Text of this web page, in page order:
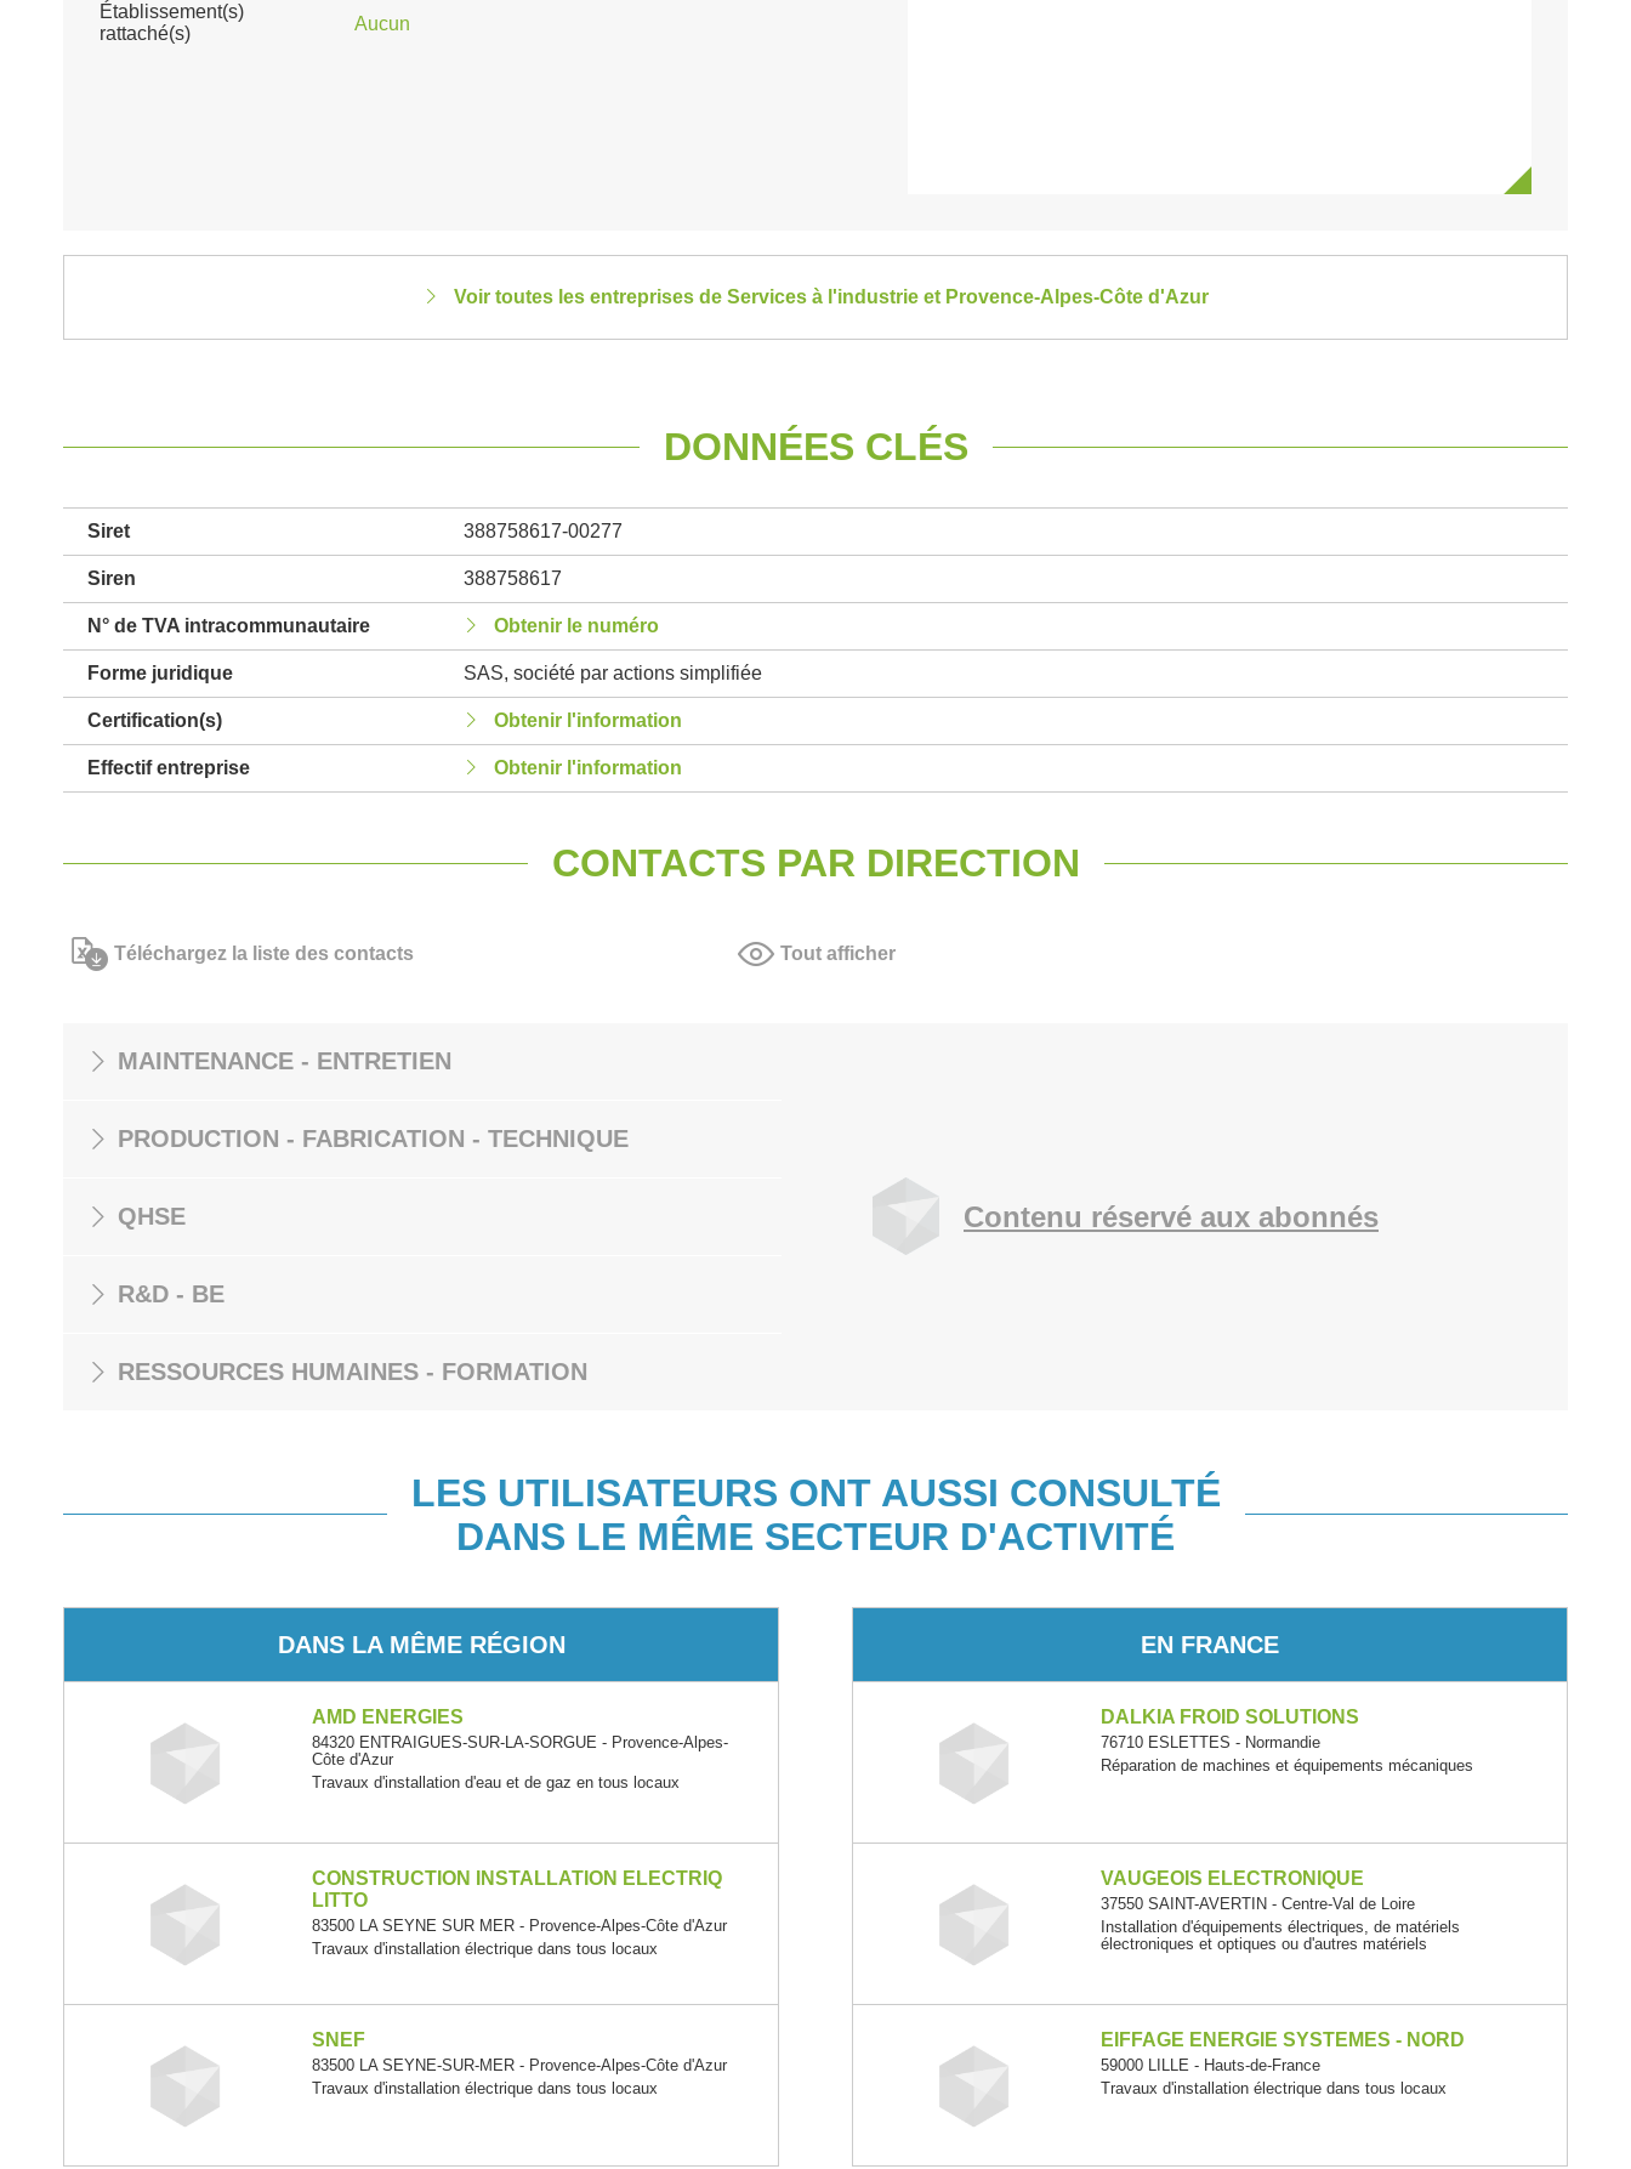
Établissement(s)
rattaché(s)
Aucun
Voir toutes les entreprises de Services à l'industrie et Provence-Alpes-Côte d'Azur
DONNÉES CLÉS
Siret 388758617-00277
Siren 388758617
N° de TVA intracommunautaire Obtenir le numéro
Forme juridique SAS, société par actions simplifiée
Certification(s) Obtenir l'information
Effectif entreprise Obtenir l'information
CONTACTS PAR DIRECTION
Téléchargez la liste des contacts Tout afficher
MAINTENANCE - ENTRETIEN
PRODUCTION - FABRICATION - TECHNIQUE
QHSE
R&D - BE
RESSOURCES HUMAINES - FORMATION
Contenu réservé aux abonnés
LES UTILISATEURS ONT AUSSI CONSULTÉ
DANS LE MÊME SECTEUR D'ACTIVITÉ
DANS LA MÊME RÉGION
AMD ENERGIES
84320 ENTRAIGUES-SUR-LA-SORGUE - Provence-Alpes-
Côte d'Azur
Travaux d'installation d'eau et de gaz en tous locaux
CONSTRUCTION INSTALLATION ELECTRIQ
LITTO
83500 LA SEYNE SUR MER - Provence-Alpes-Côte d'Azur
Travaux d'installation électrique dans tous locaux
SNEF
83500 LA SEYNE-SUR-MER - Provence-Alpes-Côte d'Azur
Travaux d'installation électrique dans tous locaux
EN FRANCE
DALKIA FROID SOLUTIONS
76710 ESLETTES - Normandie
Réparation de machines et équipements mécaniques
VAUGEOIS ELECTRONIQUE
37550 SAINT-AVERTIN - Centre-Val de Loire
Installation d'équipements électriques, de matériels
électroniques et optiques ou d'autres matériels
EIFFAGE ENERGIE SYSTEMES - NORD
59000 LILLE - Hauts-de-France
Travaux d'installation électrique dans tous locaux